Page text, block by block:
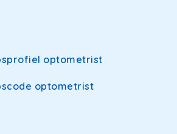
optometrist
optometrist